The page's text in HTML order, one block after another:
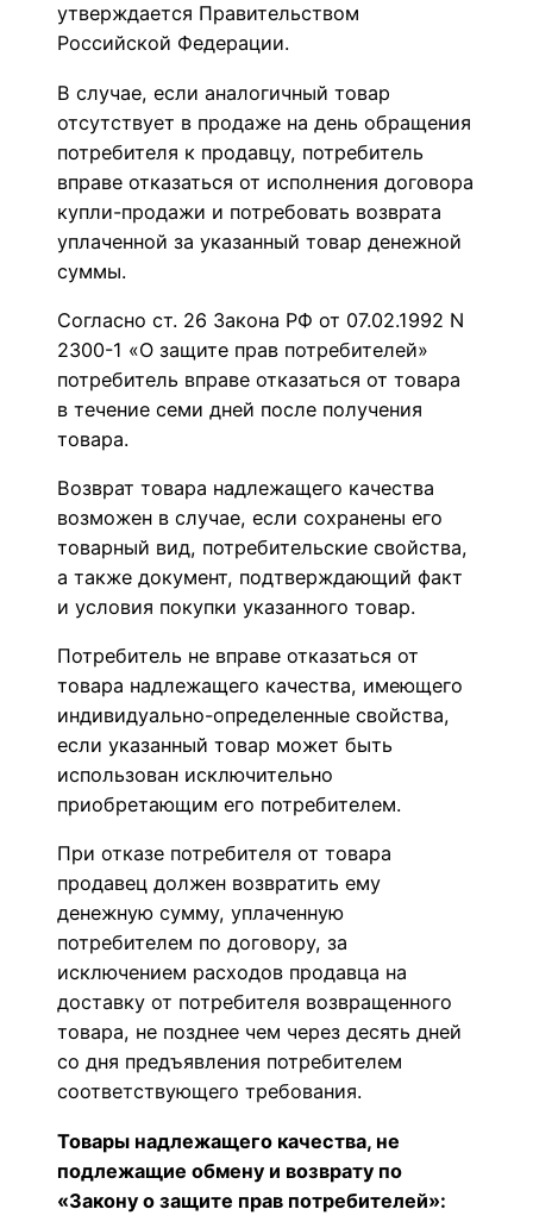
утверждается Правительством
Российской Федерации.
В случае, если аналогичный товар
отсутствует в продаже на день обращения
потребителя к продавцу, потребитель
вправе отказаться от исполнения договора
купли-продажи и потребовать возврата
уплаченной за указанный товар денежной
суммы.
Согласно ст. 26 Закона РФ от 07.02.1992 N
2300-1 «О защите прав потребителей»
потребитель вправе отказаться от товара
в течение семи дней после получения
товара.
Возврат товара надлежащего качества
возможен в случае, если сохранены его
товарный вид, потребительские свойства,
а также документ, подтверждающий факт
и условия покупки указанного товар.
Потребитель не вправе отказаться от
товара надлежащего качества, имеющего
индивидуально-определенные свойства,
если указанный товар может быть
использован исключительно
приобретающим его потребителем.
При отказе потребителя от товара
продавец должен возвратить ему
денежную сумму, уплаченную
потребителем по договору, за
исключением расходов продавца на
доставку от потребителя возвращенного
товара, не позднее чем через десять дней
со дня предъявления потребителем
соответствующего требования.
Товары надлежащего качества, не
подлежащие обмену и возврату по
«Закону о защите прав потребителей»: